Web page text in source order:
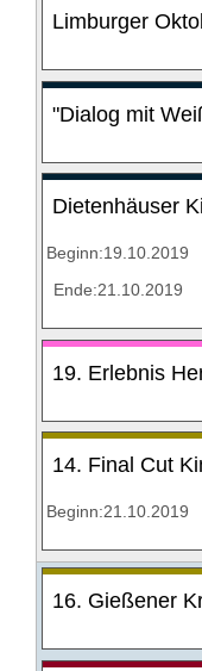
Limburger
"Dialog mit
Dietenhäuser
Beginn:19.10.2019
Ende:21.10.2019
19. Erlebnis
14. Final Cut
Beginn:21.10.2019
16. Gießener